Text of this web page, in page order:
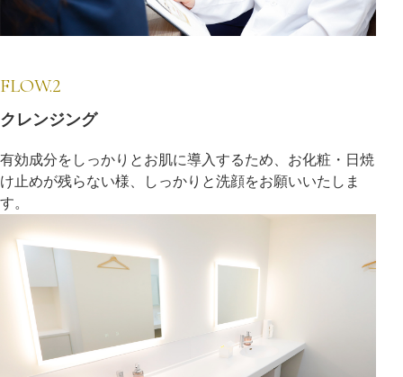
FLOW.2
クレンジング
有効成分をしっかりとお肌に導入するため、お化粧・日焼
け止めが残らない様、しっかりと洗顔をお願いいたしま
す。